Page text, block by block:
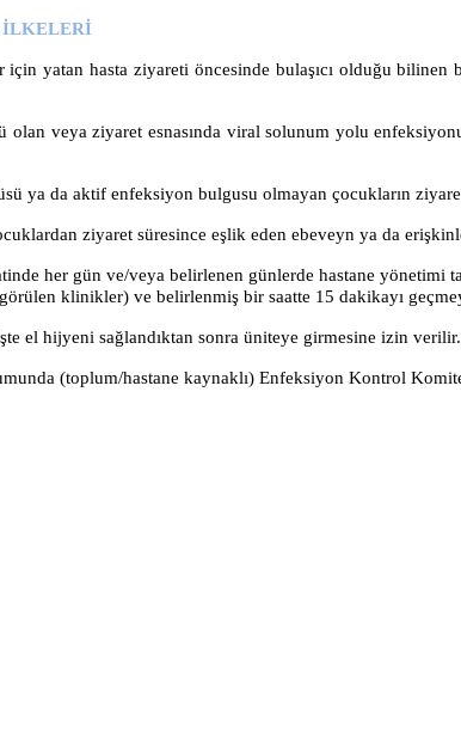
yatan hasta ziyareti öncesinde bulaşıcı olduğu
olan veya ziyaret esnasında viral solunum yolu
ya da aktif enfeksiyon bulgusu olmayan çocukların
ziyaret süresince eşlik eden ebeveyn ya da
her gün ve/veya belirlenen günlerde hastane
klinikler) ve belirlenmiş bir saatte 15 dakikayı
el hijyeni sağlandıktan sonra üniteye girmesine izin verilir.
(toplum/hastane kaynaklı) Enfeksiyon Kontrol